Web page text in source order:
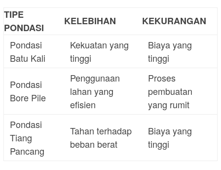
TIPE
PONDASI
KELEBIHAN
KEKURANGAN
Pondasi
Batu Kali
Kekuatan yang
tinggi
Biaya yang
tinggi
Pondasi
Bore Pile
Penggunaan
lahan yang
efisien
Proses
pembuatan
yang rumit
Pondasi
Tiang
Pancang
Tahan terhadap
beban berat
Biaya yang
tinggi